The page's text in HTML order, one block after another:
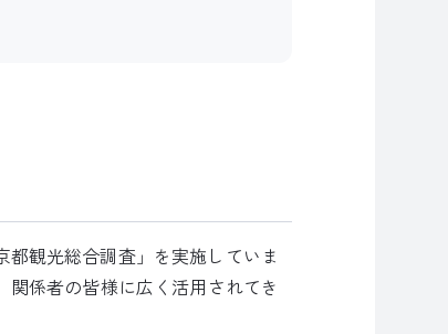
観光総合調査」を実施していま
係者の皆様に広く活用されてき